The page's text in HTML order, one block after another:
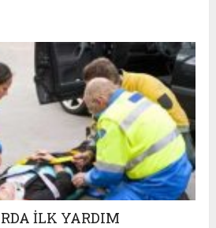
İLK YARDIM